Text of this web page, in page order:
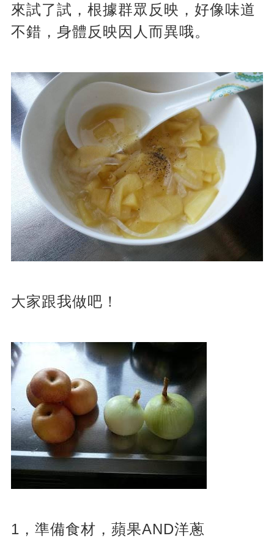
來試了試，根據群眾反映，好像味道
不錯，身體反映因人而異哦。
大家跟我做吧！
1，準備食材，蘋果AND洋蔥